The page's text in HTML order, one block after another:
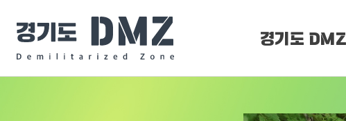
경기도 DMZ